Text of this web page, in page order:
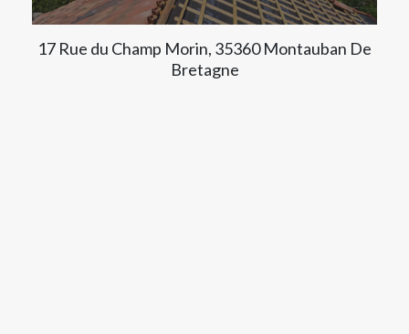
17 Rue du Champ Morin, 35360 Montauban De
Bretagne